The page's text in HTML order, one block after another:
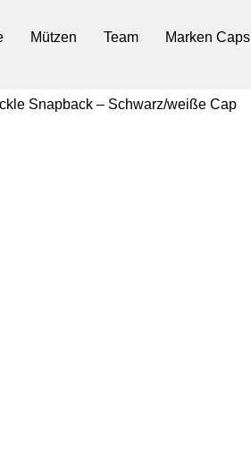
Mützen Team Marken Caps
Snapback – Schwarz/weiße Cap